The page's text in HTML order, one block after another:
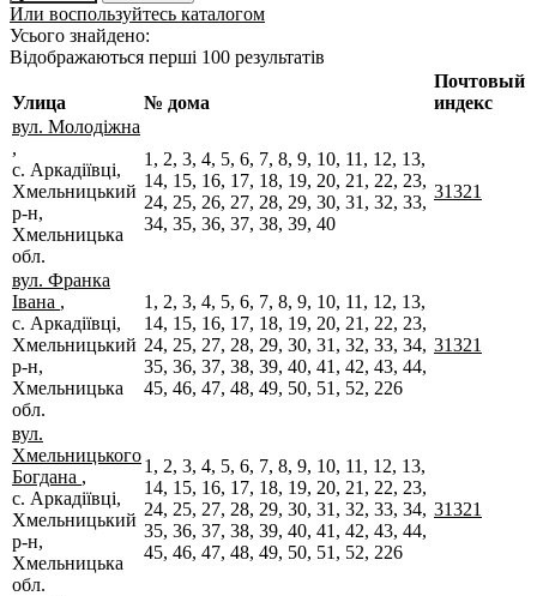
Или воспользуйтесь каталогом
Усього знайдено:
Відображаються перші 100 результатів
Улица № дома
Почтовый
индекс
вул. Молодіжна
,
с. Аркадіївці,
Хмельницький
р-н,
Хмельницька
обл.
1, 2, 3, 4, 5, 6, 7, 8, 9, 10, 11, 12, 13,
14, 15, 16, 17, 18, 19, 20, 21, 22, 23,
24, 25, 26, 27, 28, 29, 30, 31, 32, 33,
34, 35, 36, 37, 38, 39, 40
31321
вул. Франка
Івана ,
с. Аркадіївці,
Хмельницький
р-н,
Хмельницька
обл.
1, 2, 3, 4, 5, 6, 7, 8, 9, 10, 11, 12, 13,
14, 15, 16, 17, 18, 19, 20, 21, 22, 23,
24, 25, 27, 28, 29, 30, 31, 32, 33, 34,
35, 36, 37, 38, 39, 40, 41, 42, 43, 44,
45, 46, 47, 48, 49, 50, 51, 52, 226
31321
вул.
Хмельницького
Богдана ,
с. Аркадіївці,
Хмельницький
р-н,
Хмельницька
обл.
1, 2, 3, 4, 5, 6, 7, 8, 9, 10, 11, 12, 13,
14, 15, 16, 17, 18, 19, 20, 21, 22, 23,
24, 25, 27, 28, 29, 30, 31, 32, 33, 34,
35, 36, 37, 38, 39, 40, 41, 42, 43, 44,
45, 46, 47, 48, 49, 50, 51, 52, 226
31321